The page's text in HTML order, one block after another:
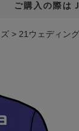
ご購入の際は
21ウェディン